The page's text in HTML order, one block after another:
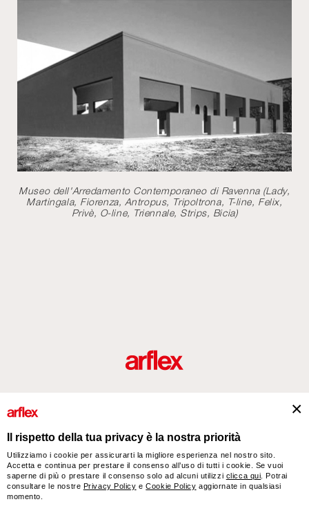
Museo dell'Arredamento Contemporaneo di Ravenna (Lady,
Martingala, Fiorenza, Antropus, Tripoltrona, T-line, Felix,
Privè, O-line, Triennale, Strips, Bicia)
arflex – sevensalotti spa via Pizzo Scalino 1 20833 Giussano (Monza e Brianza) Italy
- Phone +39 0362 853043 - VAT IT 00703820969 – © arflex - sevensalotti spa 2026
Il rispetto della tua privacy è la nostra priorità
Utilizziamo i cookie per assicurarti la migliore esperienza nel nostro sito.
Accetta e continua per prestare il consenso all’uso di tutti i cookie. Se vuoi
saperne di più o prestare il consenso solo ad alcuni utilizzi clicca qui . Potrai
consultare le nostre Privacy Policy eCookie Policy aggiornate in qualsiasi
momento.